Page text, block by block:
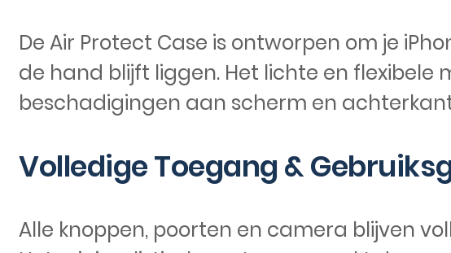
De Air Protect Case is ontworpen om je
de hand blijft liggen. Het lichte en
beschadigingen aan scherm en
Volledige Toegang &
Alle knoppen, poorten en camera blijven